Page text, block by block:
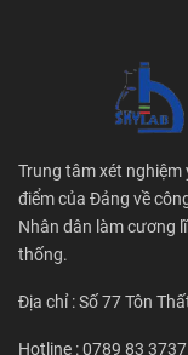
Trung tâm xét nghiệm
điểm của Đảng về
Nhân dân làm cương
thống.
Địa chỉ : Số 77 Tôn
Hotline : 0789 83 3737